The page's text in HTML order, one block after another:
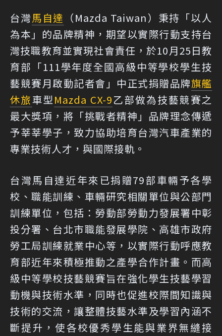
台灣馬自達 （Mazda Taiwan）秉持「以人
為本」的品牌精神，期望以實際行動支持台
灣技職教育並實現社會責任，於10月25日教
育部「111學年度全國高級中等學校學生技
藝競賽月啟動記者會」中正式捐贈品牌旗艦
休旅車型Mazda CX-9乙部做為技藝競賽之
最大獎項，將「挑戰者精神」品牌理念傳遞
予莘莘學子，致力協助培育台灣汽車產業的
專業技術人才，與國際接軌。
台灣馬自達近年來已捐贈79部車輛予各學
校、職能訓練、車輛研究相關單位與公部門
訓練單位，包括：勞動部勞動力發展署中彰
投分署、台北市職能發展學院、高雄市政府
勞工局訓練就業中心等，以實際行動呼應教
育部近年來積極推動之產學合作計畫。而高
級中等學校技藝競賽旨在強化學生技藝學習
動機與技術水準，同時也促進校際間知識與
技術的交流，讓整體技藝水準及學習內涵不
斷提升，使各校優秀學生能與業界無縫接